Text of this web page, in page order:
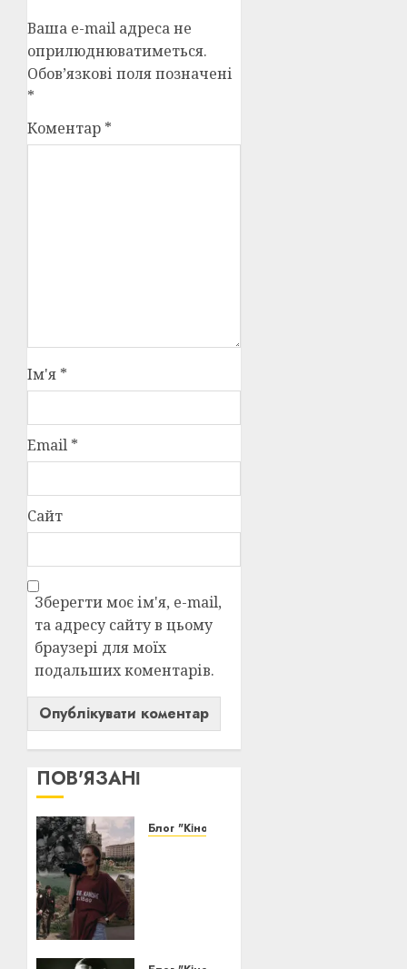
Ваша e-mail адреса не
оприлюднюватиметься.
Обов’язкові поля позначені
*
Коментар *
Ім'я *
Email *
Сайт
Зберегти моє ім'я, e-mail,
та адресу сайту в цьому
браузері для моїх
подальших коментарів.
ПОВ'ЯЗАНІ
Блог "Кіновізія"